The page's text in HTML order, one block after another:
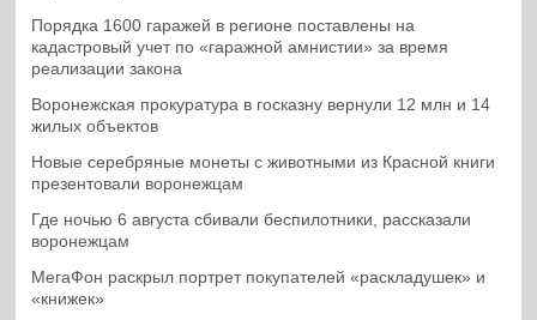
Порядка 1600 гаражей в регионе поставлены на
кадастровый учет по «гаражной амнистии» за время
реализации закона
Воронежская прокуратура в госказну вернули 12 млн и 14
жилых объектов
Новые серебряные монеты с животными из Красной книги
презентовали воронежцам
Где ночью 6 августа сбивали беспилотники, рассказали
воронежцам
МегаФон раскрыл портрет покупателей «раскладушек» и
«книжек»